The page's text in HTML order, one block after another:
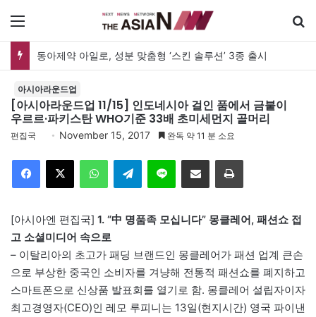
동아제약 아일로, 성분 맞춤형 ‘스킨 솔루션’ 3종 출시
아시아라운드업
[아시아라운드업 11/15] 인도네시아 걸인 품에서 금붙이
우르르·파키스탄 WHO기준 33배 초미세먼지 골머리
편집국 November 15, 2017 완독 약 11 분 소요
Telegram 이메일
[아시아엔 편집국] 1. “中 명품족 모십니다” 몽클레어, 패션쇼 접
고 소셜미디어 속으로
– 이탈리아의 초고가 패딩 브랜드인 몽클레어가 패션 업계 큰손
으로 부상한 중국인 소비자를 겨냥해 전통적 패션쇼를 폐지하고
스마트폰으로 신상품 발표회를 열기로 함. 몽클레어 설립자이자
최고경영자(CEO)인 레모 루피니는 13일(현지시간) 영국 파이낸